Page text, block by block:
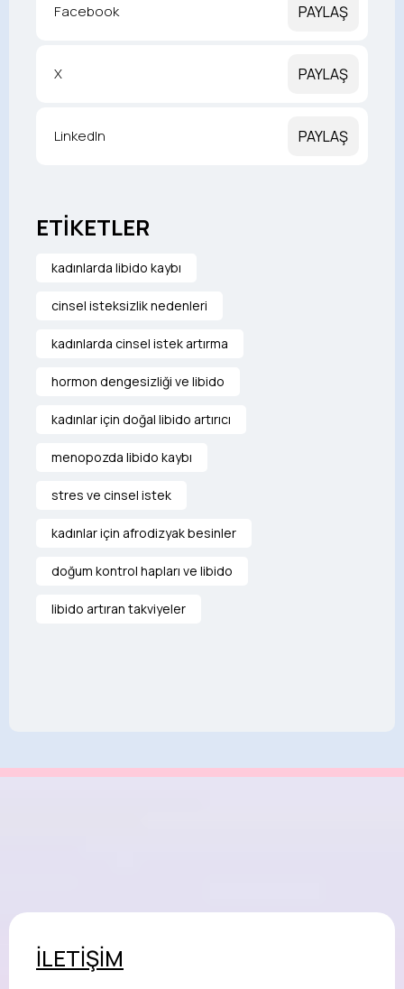
Facebook PAYLAŞ
X PAYLAŞ
LinkedIn PAYLAŞ
ETİKETLER
kadınlarda libido kaybı
cinsel isteksizlik nedenleri
kadınlarda cinsel istek artırma
hormon dengesizliği ve libido
kadınlar için doğal libido artırıcı
menopozda libido kaybı
stres ve cinsel istek
kadınlar için afrodizyak besinler
doğum kontrol hapları ve libido
libido artıran takviyeler
İLETİŞİM